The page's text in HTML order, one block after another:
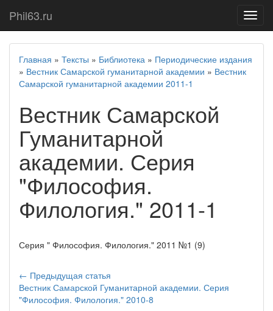
меню
Phil63.ru
Главная » Тексты » Библиотека » Периодические издания
» Вестник Самарской гуманитарной академии » Вестник
Самарской гуманитарной академии 2011-1
Вестник Самарской
Гуманитарной
академии. Серия
"Философия.
Филология." 2011-1
Серия " Философия. Филология." 2011 №1 (9)
← Предыдущая статья
Вестник Самарской Гуманитарной академии. Серия
"Философия. Филология." 2010-8